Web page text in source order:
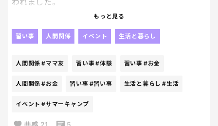
でも、めちゃくちゃ気にしてる自分がいる。
「気にしすぎじゃない？」「悪く取らなくていいと
思うよ？」
はい出た。
われました。
その習い事の一番の売りが、毎年夏にあるサマーキ
「親元を離れて一気に変わる」
って、熱く語られたわけだけど、正直、高い。
ただ、気になって子ども（5才）に聞いてみたら
もっと見る
習い事 人間関係 イベント 生活と暮らし
人間関係 #ママ友 習い事#体験 習い事 #お金
人間関係 #お金 習い事 #習い事 生活と暮らし #生活
イベント #サマーキャンプ
共感 21 5